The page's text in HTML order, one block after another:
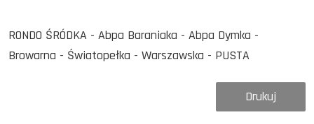
RONDO ŚRÓDKA - Abpa Baraniaka - Abpa Dymka -
Browarna - Światopełka - Warszawska - PUSTA
Drukuj